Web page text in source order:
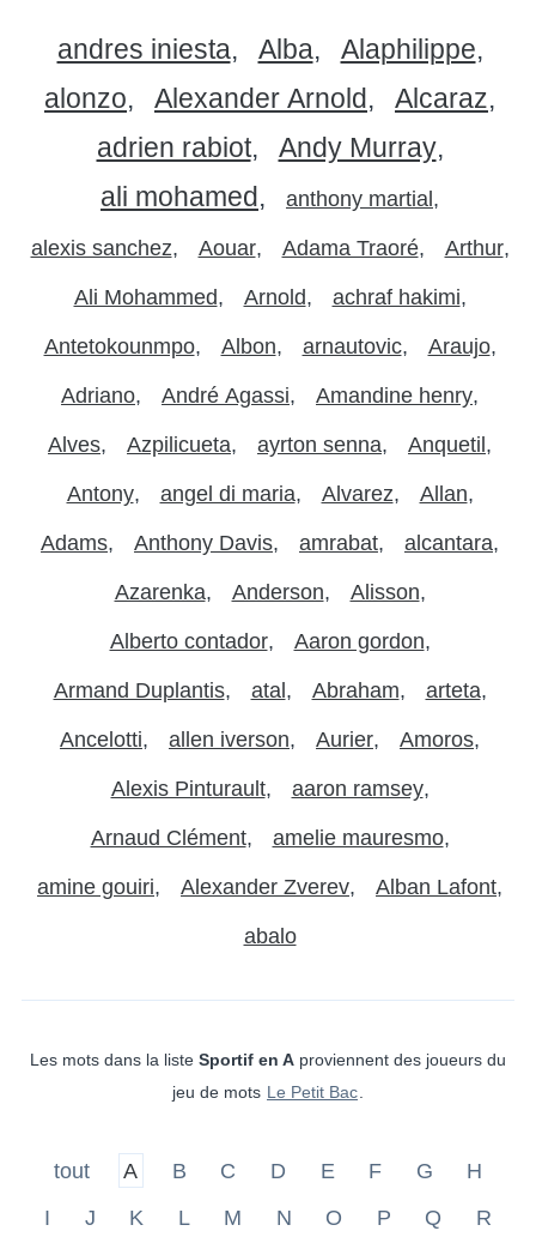
andres iniesta Alba
Alaphilippe
alonzo
Alexander Arnold
Alcaraz
adrien rabiot
Andy Murray
ali mohamed
anthony martial
alexis sanchez Aouar Adama Traoré Arthur
Ali Mohammed Arnold achraf hakimi
Antetokounmpo Albon arnautovic Araujo
Adriano André Agassi Amandine henry
Alves Azpilicueta ayrton senna Anquetil
Antony angel di maria Alvarez Allan
Adams Anthony Davis amrabat alcantara
Azarenka Anderson Alisson
Alberto contador Aaron gordon
Armand Duplantis atal Abraham arteta
Ancelotti allen iverson Aurier Amoros
Alexis Pinturault aaron ramsey
Arnaud Clément amelie mauresmo
amine gouiri Alexander Zverev Alban Lafont
abalo
Les mots dans la liste Sportif en A proviennent des joueurs du
jeu de mots Le Petit Bac
tout A B C D E F G
H
I
J K L M N O P Q R